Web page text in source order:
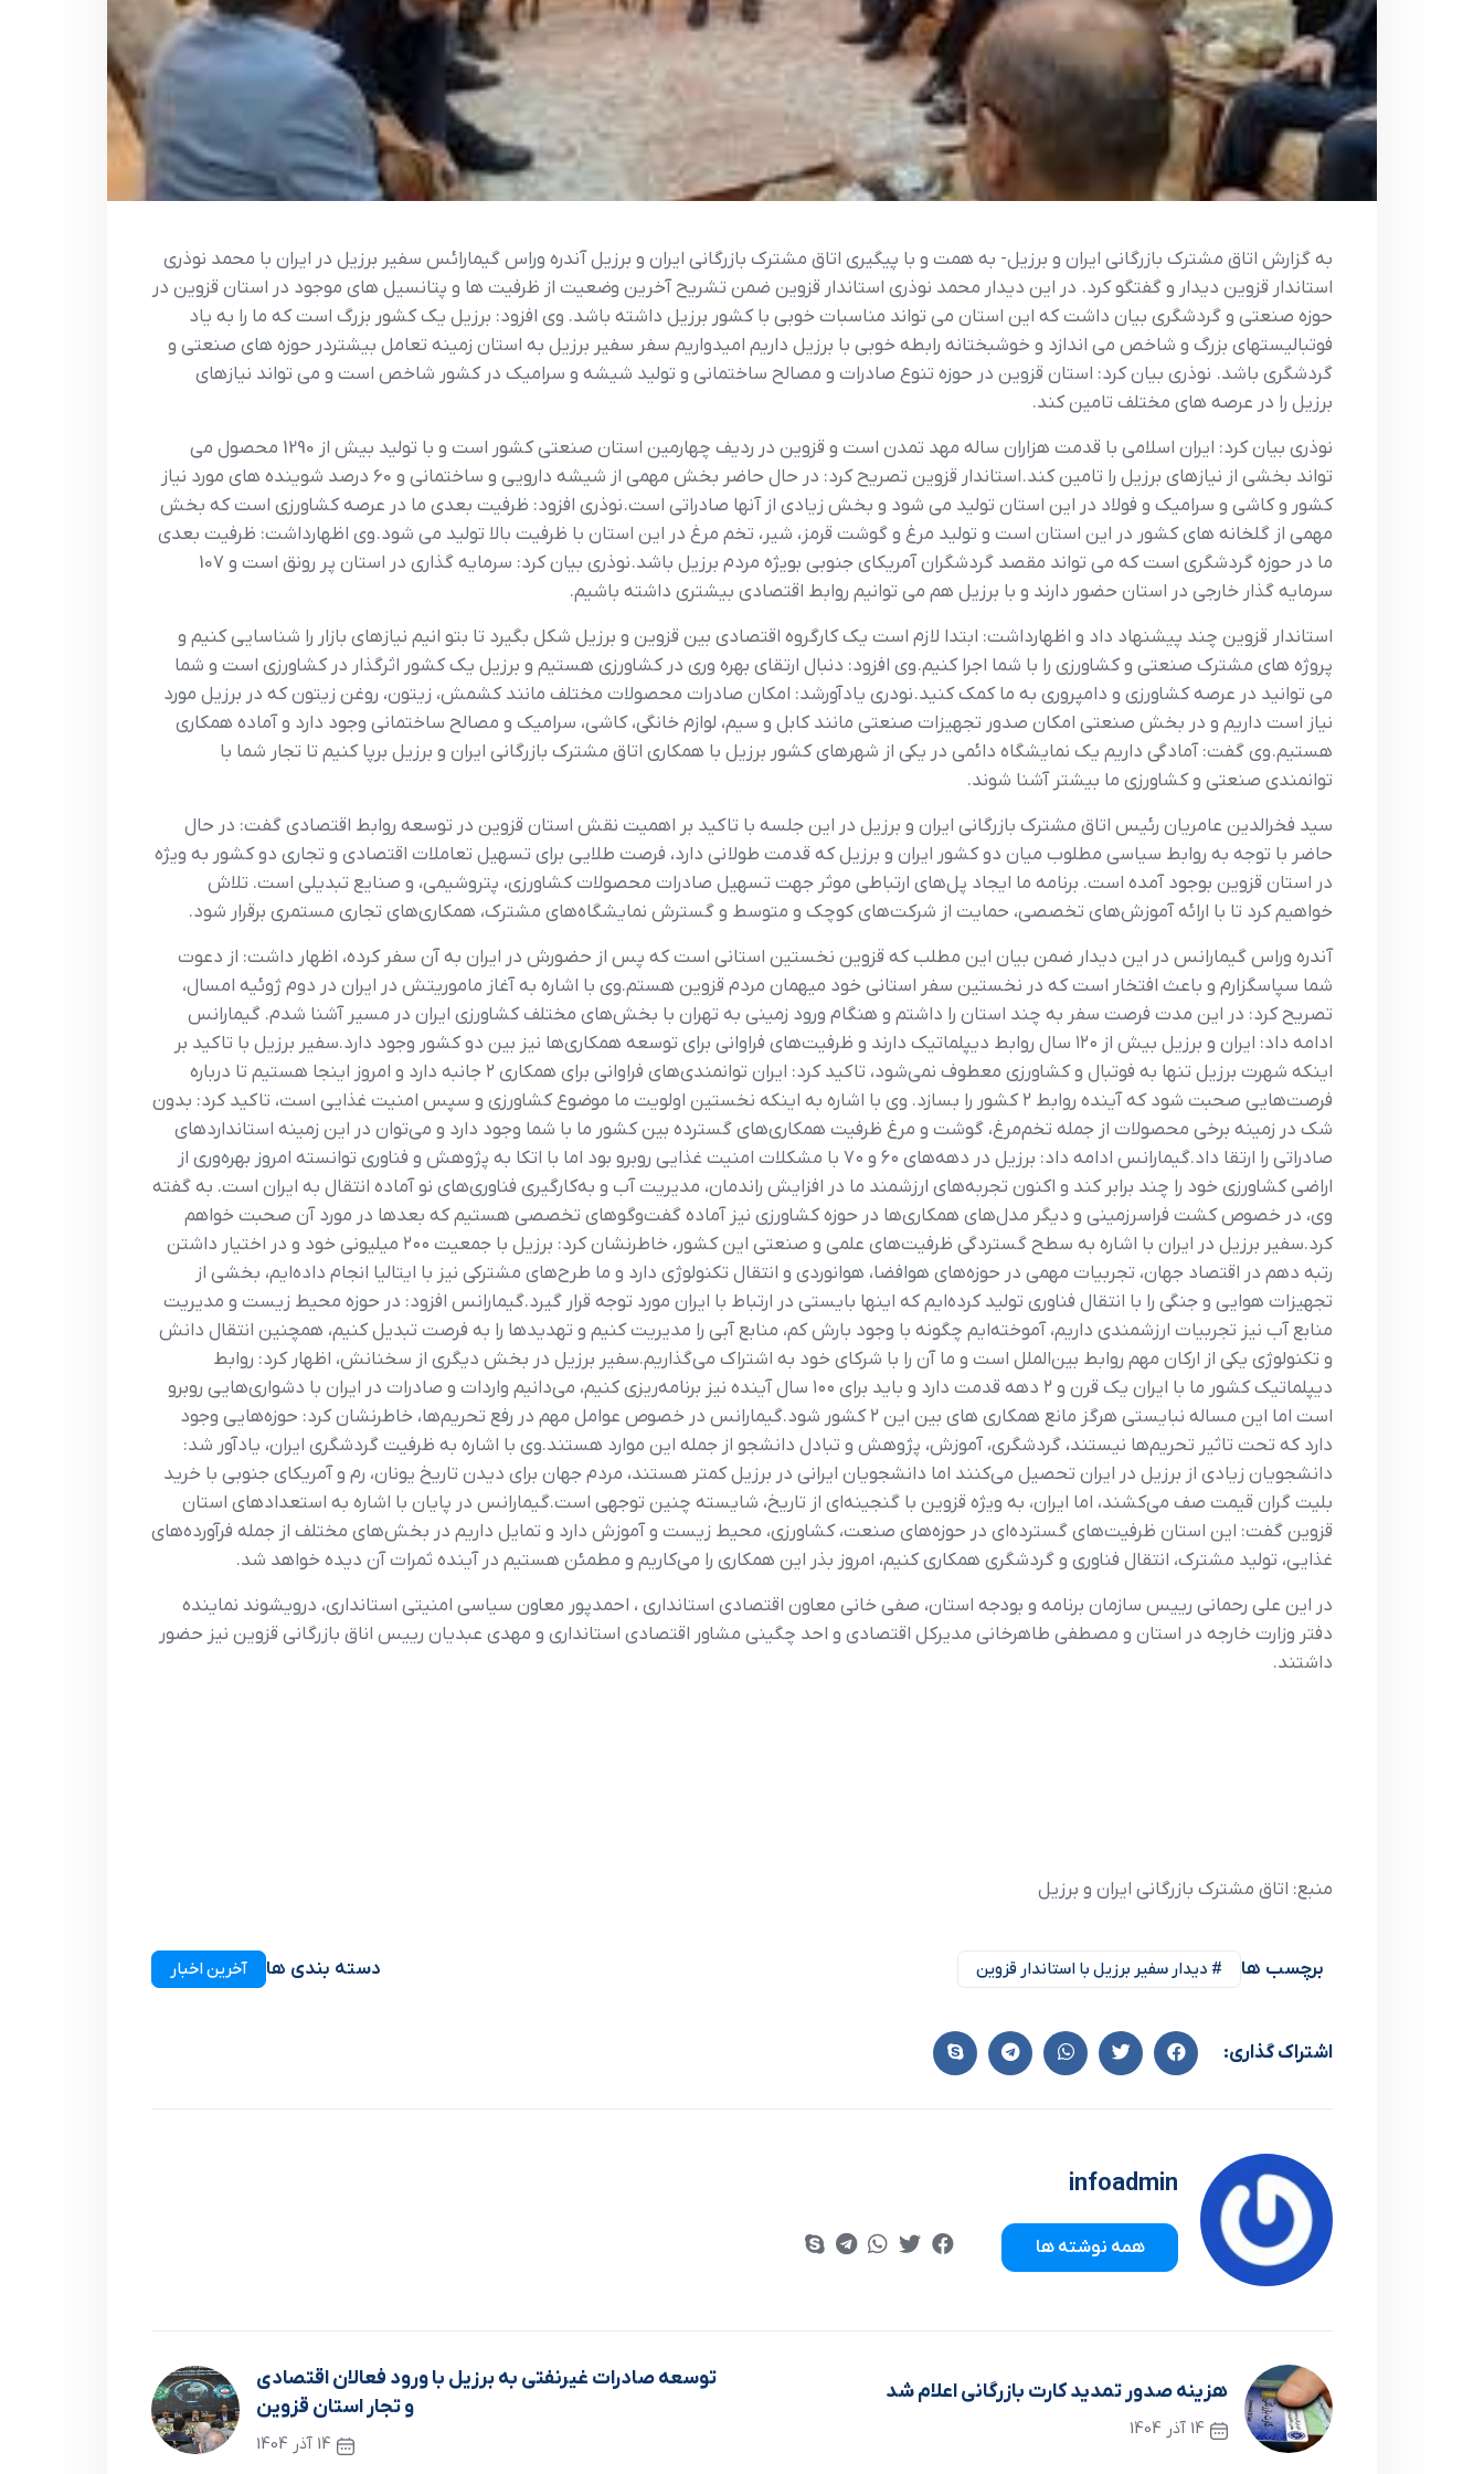
به گزارش اتاق مشترک بازرگانی ایران و برزیل- به همت و با پیگیری اتاق مشترک بازرگانی ایران و برزیل آندره وراس گیمارائس سفیر برزیل در ایران با محمد نوذری
استاندار قزوین دیدار و گفتگو کرد. در این دیدار محمد نوذری استاندار قزوین ضمن تشریح آخرین وضعیت از ظرفیت ها و پتانسیل های موجود در استان قزوین در
حوزه صنعتی و گردشگری بیان داشت که این استان می تواند مناسبات خوبی با کشور برزیل داشته باشد. وی افزود: برزیل یک کشور بزرگ است که ما را به یاد
فوتبالیستهای بزرگ و شاخص می اندازد و خوشبختانه رابطه خوبی با برزیل داریم امیدواریم سفر سفیر برزیل به استان زمینه تعامل بیشتردر حوزه های صنعتی و
گردشگری باشد. نوذری بیان کرد: استان قزوین در حوزه تنوع صادرات و مصالح ساختمانی و تولید شیشه و سرامیک در کشور شاخص است و می تواند نیازهای
برزیل را در عرصه های مختلف تامین کند.
نوذری بیان کرد: ایران اسلامی با قدمت هزاران ساله مهد تمدن است و قزوین در ردیف چهارمین استان صنعتی کشور است و با تولید بیش از 1290 محصول می
تواند بخشی از نیازهای برزیل را تامین کند. استاندار قزوین تصریح کرد: در حال حاضر بخش مهمی از شیشه دارویی و ساختمانی و 60 درصد شوینده های مورد نیاز
کشور و کاشی و سرامیک و فولاد در این استان تولید می شود و بخش زیادی از آنها صادراتی است. نوذری افزود: ظرفیت بعدی ما در عرصه کشاورزی است که بخش
مهمی از گلخانه های کشور در این استان است و تولید مرغ و گوشت قرمز، شیر، تخم مرغ در این استان با ظرفیت بالا تولید می شود. وی اظهارداشت: ظرفیت بعدی
ما در حوزه گردشگری است که می تواند مقصد گردشگران آمریکای جنوبی بویژه مردم برزیل باشد. نوذری بیان کرد: سرمایه گذاری در استان پر رونق است و 107
سرمایه گذار خارجی در استان حضور دارند و با برزیل هم می توانیم روابط اقتصادی بیشتری داشته باشیم.
استاندار قزوین چند پیشنهاد داد و اظهارداشت: ابتدا لازم است یک کارگروه اقتصادی بین قزوین و برزیل شکل بگیرد تا بتو انیم نیازهای بازار را شناسایی کنیم و
پروژه های مشترک صنعتی و کشاورزی را با شما اجرا کنیم. وی افزود: دنبال ارتقای بهره وری در کشاورزی هستیم و برزیل یک کشور اثرگذار در کشاورزی است و شما
می توانید در عرصه کشاورزی و دامپروری به ما کمک کنید. نودری یادآورشد: امکان صادرات محصولات مختلف مانند کشمش، زیتون، روغن زیتون ‌که در برزیل مورد
نیاز است داریم و در بخش صنعتی امکان صدور تجهیزات صنعتی مانند کابل و سیم، لوازم خانگی، کاشی، سرامیک و مصالح ساختمانی وجود دارد و آماده همکاری
هستیم. وی گفت: آمادگی داریم یک نمایشگاه دائمی در یکی از شهرهای کشور برزیل با همکاری اتاق مشترک بازرگانی ایران و برزیل برپا کنیم تا تجار شما با
توانمندی صنعتی و کشاورزی ما بیشتر آشنا شوند.
سید فخرالدین عامریان رئیس اتاق مشترک بازرگانی ایران و برزیل در این جلسه با تاکید بر اهمیت نقش استان قزوین در توسعه روابط اقتصادی گفت: در حال
حاضر با توجه به روابط سیاسی مطلوب میان دو کشور ایران و برزیل که قدمت طولانی دارد، فرصت طلایی برای تسهیل تعاملات اقتصادی و تجاری دو کشور به ویژه
در استان قزوین بوجود آمده است. برنامه ما ایجاد پل‌های ارتباطی موثر جهت تسهیل صادرات محصولات کشاورزی، پتروشیمی، و صنایع تبدیلی است. تلاش
خواهیم کرد تا با ارائه آموزش‌های تخصصی، حمایت از شرکت‌های کوچک و متوسط و گسترش نمایشگاه‌های مشترک، همکاری‌های تجاری مستمری برقرار شود.
آندره وراس گیمارانس در این دیدار ضمن بیان این مطلب که قزوین نخستین استانی است که پس از حضورش در ایران به آن سفر کرده، اظهار داشت: از دعوت
شما سپاسگزارم و باعث افتخار است که در نخستین سفر استانی خود میهمان مردم قزوین هستم.وی با اشاره به آغاز ماموریتش در ایران در دوم ژوئیه امسال،
تصریح کرد: در این مدت فرصت سفر به چند استان را داشتم و هنگام ورود زمینی به تهران با بخش‌های مختلف کشاورزی ایران در مسیر آشنا شدم. گیمارانس
ادامه داد: ایران و برزیل بیش از ۱۲۰ سال روابط دیپلماتیک دارند و ظرفیت‌های فراوانی برای توسعه همکاری‌ها نیز بین دو کشور وجود دارد.سفیر برزیل با تاکید بر
اینکه شهرت برزیل تنها به فوتبال و کشاورزی معطوف نمی‌شود، تاکید کرد: ایران توانمندی‌های فراوانی برای همکاری ۲ جانبه دارد و امروز اینجا هستیم تا درباره
فرصت‌هایی صحبت شود که آینده روابط ۲ کشور را بسازد. وی با اشاره به اینکه نخستین اولویت ما موضوع کشاورزی و سپس امنیت غذایی است، تاکید کرد: بدون
شک در زمینه برخی محصولات از جمله تخم‌مرغ، گوشت و مرغ ظرفیت همکاری‌های گسترده بین کشور ما با شما وجود دارد و می‌توان در این زمینه استانداردهای
صادراتی را ارتقا داد.گیمارانس ادامه داد: برزیل در دهه‌های ۶۰ و ۷۰ با مشکلات امنیت غذایی روبرو بود اما با اتکا به پژوهش و فناوری توانسته امروز بهره‌وری از
اراضی کشاورزی خود را چند برابر کند و اکنون تجربه‌های ارزشمند ما در افزایش راندمان، مدیریت آب و به‌کارگیری فناوری‌های نو آماده انتقال به ایران است. به گفته
وی، در خصوص کشت فراسرزمینی و دیگر مدل‌های همکاری‌ها در حوزه کشاورزی نیز آماده گفت‌وگوهای تخصصی هستیم که بعدها در مورد آن صحبت خواهم
کرد.سفیر برزیل در ایران با اشاره به سطح گستردگی ظرفیت‌های علمی و صنعتی این کشور، خاطرنشان کرد: برزیل با جمعیت ۲۰۰ میلیونی خود و در اختیار داشتن
رتبه دهم در اقتصاد جهان، تجربیات مهمی در حوزه‌های هوافضا، هوانوردی و انتقال تکنولوژی دارد و ما طرح‌های مشترکی نیز با ایتالیا انجام داده‌ایم، بخشی از
تجهیزات هوایی و جنگی را با انتقال فناوری تولید کرده‌ایم که اینها بایستی در ارتباط با ایران مورد توجه قرار گیرد.گیمارانس افزود: در حوزه محیط زیست و مدیریت
منابع آب نیز تجربیات ارزشمندی داریم، آموخته‌ایم چگونه با وجود بارش کم، منابع آبی را مدیریت کنیم و تهدیدها را به فرصت تبدیل کنیم، همچنین انتقال دانش
و تکنولوژی یکی از ارکان مهم روابط بین‌الملل است و ما آن را با شرکای خود به‌ اشتراک می‌گذاریم.سفیر برزیل در بخش دیگری از سخنانش، اظهار کرد: روابط
دیپلماتیک کشور ما با ایران یک قرن و ۲ دهه قدمت دارد و باید برای ۱۰۰ سال آینده نیز برنامه‌ریزی کنیم، می‌دانیم واردات و صادرات در ایران با دشواری‌هایی روبرو
است اما این مساله نبایستی هرگز مانع همکاری های بین این ۲ کشور شود.گیمارانس در خصوص عوامل مهم در رفع تحریم‌ها، خاطرنشان کرد: حوزه‌هایی وجود
دارد که تحت تاثیر تحریم‌ها نیستند، گردشگری، آموزش، پژوهش و تبادل دانشجو از جمله این موارد هستند.وی با اشاره به ظرفیت گردشگری ایران، یادآور شد:
دانشجویان زیادی از برزیل در ایران تحصیل می‌کنند اما دانشجویان ایرانی در برزیل کمتر هستند، مردم جهان برای دیدن تاریخ یونان، رم و آمریکای جنوبی با خرید
بلیت گران قیمت صف می‌کشند، اما ایران، به‌ ویژه قزوین با گنجینه‌ای از تاریخ، شایسته چنین توجهی است.گیمارانس در پایان با اشاره به استعدادهای استان
قزوین گفت: این استان ظرفیت‌های گسترده‌ای در حوزه‌های صنعت، کشاورزی، محیط زیست و آموزش دارد و تمایل داریم در بخش‌های مختلف از جمله فرآورده‌های
غذایی، تولید مشترک، انتقال فناوری و گردشگری همکاری کنیم، امروز بذر این همکاری را می‌کاریم و مطمئن هستیم در آینده ثمرات آن دیده خواهد شد.
در این علی رحمانی رییس سازمان برنامه و بودجه استان، صفی خانی معاون اقتصادی استانداری ، احمدپور معاون سیاسی امنیتی استانداری، درویشوند نماینده
دفتر وزارت خارجه در استان و مصطفی طاهرخانی مدیرکل اقتصادی و احد چگینی مشاور اقتصادی استانداری و مهدی عبدیان رییس اناق بازرگانی قزوین نیز حضور
داشتند.
منبع: اتاق مشترک بازرگانی ایران و برزیل
برچسب ها # دیدار سفیر برزیل با استاندار قزوین دسته بندی ها آخرین اخبار
اشتراک گذاری:
infoadmin
همه نوشته ها
هزینه صدور ‌تمدید کارت بازرگانی اعلام شد
14 آذر 1404
توسعه صادرات غیرنفتی به برزیل با ورود فعالان اقتصادی
و تجار استان قزوین
14 آذر 1404